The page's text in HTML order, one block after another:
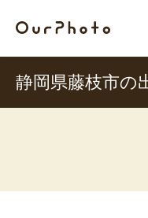
静岡県藤枝市の